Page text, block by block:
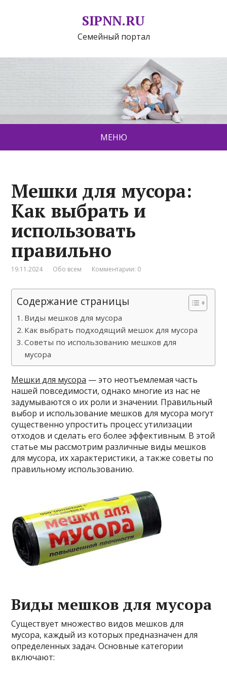
SIPNN.RU
Семейный портал
МЕНЮ
Мешки для мусора:
Как выбрать и
использовать
правильно
19.11.2024 Обо всем Комментарии: 0
Содержание страницы
Виды мешков для мусора
Как выбрать подходящий мешок для мусора
Советы по использованию мешков для
мусора
Мешки для мусора — это неотъемлемая часть
нашей повседимости, однако многие из нас не
задумываются о их роли и значении. Правильный
выбор и использование мешков для мусора могут
существенно упростить процесс утилизации
отходов и сделать его более эффективным. В этой
статье мы рассмотрим различные виды мешков
для мусора, их характеристики, а также советы по
правильному использованию.
Виды мешков для мусора
Существует множество видов мешков для
мусора, каждый из которых предназначен для
определенных задач. Основные категории
включают: